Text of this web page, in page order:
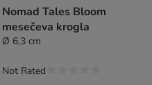
Nomad Tales Bloom
mesečeva krogla
Ø 6,3 cm
Not Rated